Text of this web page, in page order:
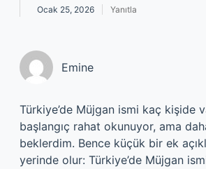
Ocak 25, 2026 Yanıtla
Emine
Türkiye’de Müjgan ismi kaç kişide
başlangıç rahat okunuyor, ama
beklerdim. Bence küçük bir ek
yerinde olur: Türkiye’de Müjgan